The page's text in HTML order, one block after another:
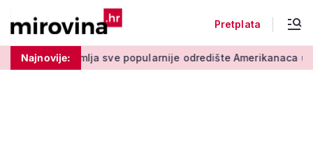
Pretplata
Najnovije:
sve popularnije odredište Amerikanaca u mirovini: